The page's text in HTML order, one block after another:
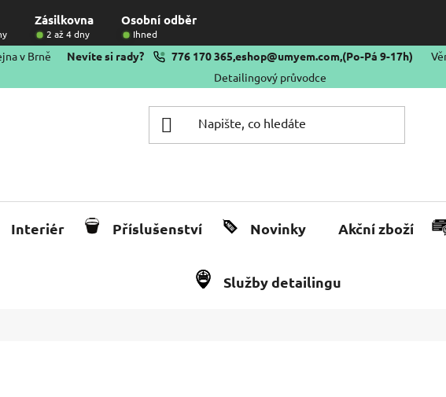
Zásilkovna Osobní odběr
2 až 4 dny Ihned
v Brně Nevíte si rady? 776 170 365,eshop@umyem.com,(Po-Pá 9-17h)
Detailingový průvodce
Interiér Příslušenství Novinky Akční zboží
Služby detailingu